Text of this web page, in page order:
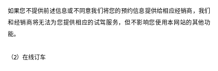
如果您不提供前述信息或不同意我们将您的预约信息提供给相应经销商，我们
和经销商将无法为您提供相应的试驾服务，但不影响您使用本网站的其他功
能。
（2）在线订车